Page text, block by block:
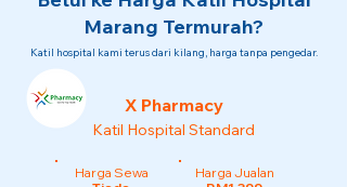
Marang Termurah?
Katil hospital kami terus dari kilang, harga tanpa pengedar.
X Pharmacy
Katil Hospital Standard
Harga Sewa
Harga Jualan